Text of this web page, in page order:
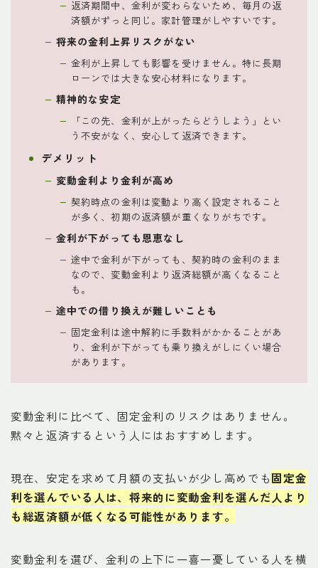
返済期間中、金利が変わらないため、毎月の返
済額がずっと同じ。家計管理がしやすいです。
将来の金利上昇リスクがない
金利が上昇しても影響を受けません。特に長期
ローンでは大きな安心材料になります。
精神的な安定
「この先、金利が上がったらどうしよう」とい
う不安がなく、安心して返済できます。
デメリット
変動金利より金利が高め
契約時点の金利は変動より高く設定されること
が多く、初期の返済額が重くなりがちです。
金利が下がっても恩恵なし
途中で金利が下がっても、契約時の金利のまま
なので、変動金利より返済総額が高くなること
も。
途中での借り換えが難しいことも
固定金利は途中解約に手数料がかかることがあ
り、金利が下がっても乗り換えがしにくい場合
があります。
変動金利に比べて、固定金利のリスクはありません。
黙々と返済するという人にはおすすめします。
現在、安定を求めて月額の支払いが少し高めでも固定金
利を選んでいる人は、将来的に変動金利を選んだ人より
も総返済額が低くなる可能性があります。
変動金利を選び、金利の上下に一喜一憂している人を横